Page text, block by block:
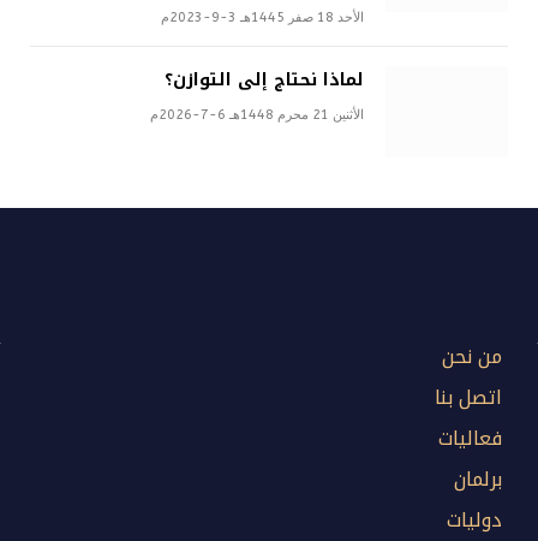
الأحد 18 صفر 1445هـ 3-9-2023م
لماذا نحتاج إلى التوازن؟
الأثنين 21 محرم 1448هـ 6-7-2026م
من نحن
اتصل بنا
فعاليات
برلمان
دوليات